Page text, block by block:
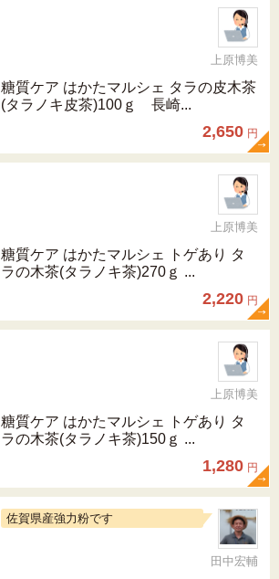
上原博美
糖質ケア はかたマルシェ タラの皮木茶
(タラノキ皮茶)100ｇ 長崎...
2,650 円
上原博美
糖質ケア はかたマルシェ トゲあり タ
ラの木茶(タラノキ茶)270ｇ ...
2,220 円
上原博美
糖質ケア はかたマルシェ トゲあり タ
ラの木茶(タラノキ茶)150ｇ ...
1,280 円
佐賀県産強力粉です
田中宏輔